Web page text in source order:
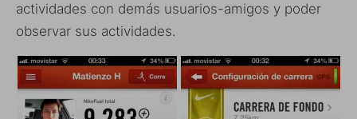
actividades con demás usuarios-amigos y poder
observar sus actividades.